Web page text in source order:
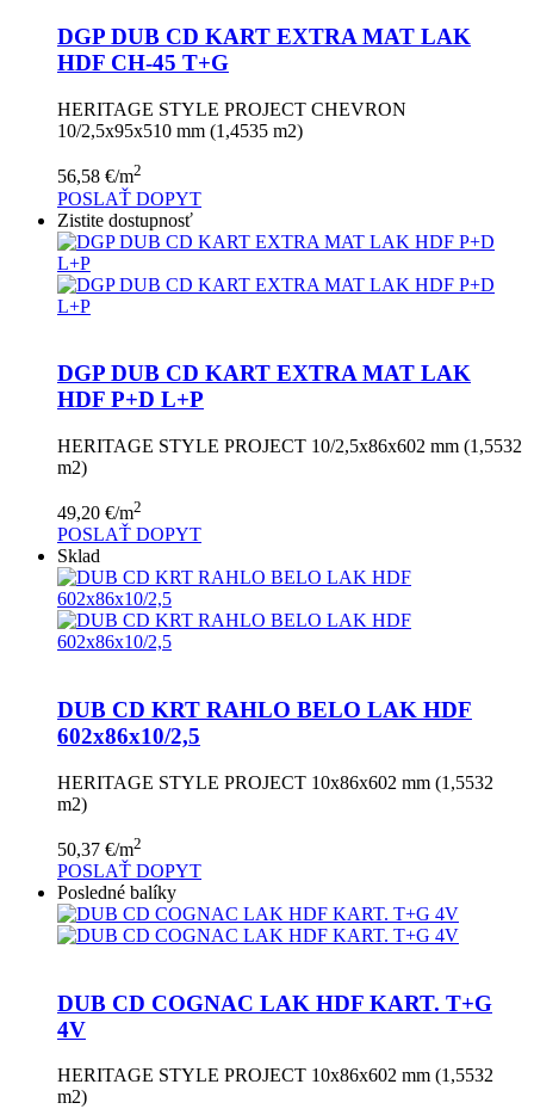
DGP DUB CD KART EXTRA MAT LAK
HDF CH-45 T+G
HERITAGE STYLE PROJECT CHEVRON
10/2,5x95x510 mm (1,4535 m2)
56,58 €/m2
POSLAŤ DOPYT
Zistite dostupnosť
DGP DUB CD KART EXTRA MAT LAK
HDF P+D L+P
HERITAGE STYLE PROJECT 10/2,5x86x602 mm (1,5532
m2)
49,20 €/m2
POSLAŤ DOPYT
Sklad
DUB CD KRT RAHLO BELO LAK HDF
602x86x10/2,5
HERITAGE STYLE PROJECT 10x86x602 mm (1,5532
m2)
50,37 €/m2
POSLAŤ DOPYT
Posledné balíky
DUB CD COGNAC LAK HDF KART. T+G
4V
HERITAGE STYLE PROJECT 10x86x602 mm (1,5532
m2)